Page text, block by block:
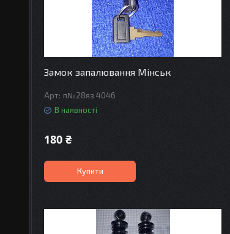
Замок запалювання Мінськ
п№28яз 4046
В наявності
180 ₴
Купити